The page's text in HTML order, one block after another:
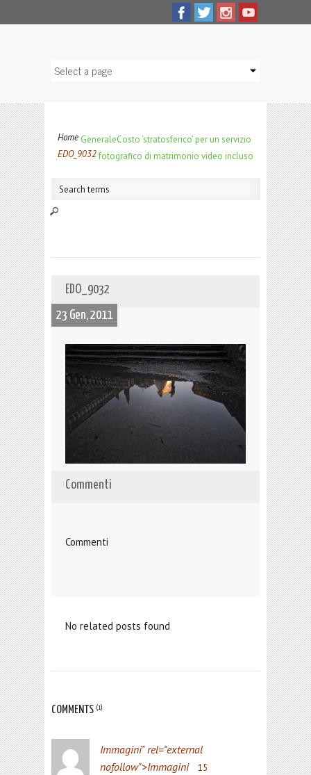
Home GeneraleCosto ‘stratosferico’ per un servizio
fotografico di matrimonio video incluso
EDO_9032
EDO_9032
23 Gen, 2011
Commenti
Commenti
No related posts found
COMMENTS (1)
Immagini" rel="external
nofollow">Immagini
15